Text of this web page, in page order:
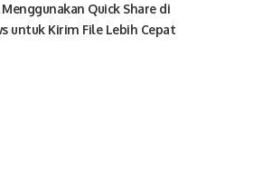
Menggunakan Quick Share di
untuk Kirim File Lebih Cepat